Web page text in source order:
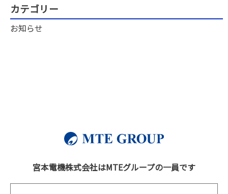
カテゴリー
お知らせ
宮本電機株式会社はMTEグループの一員です